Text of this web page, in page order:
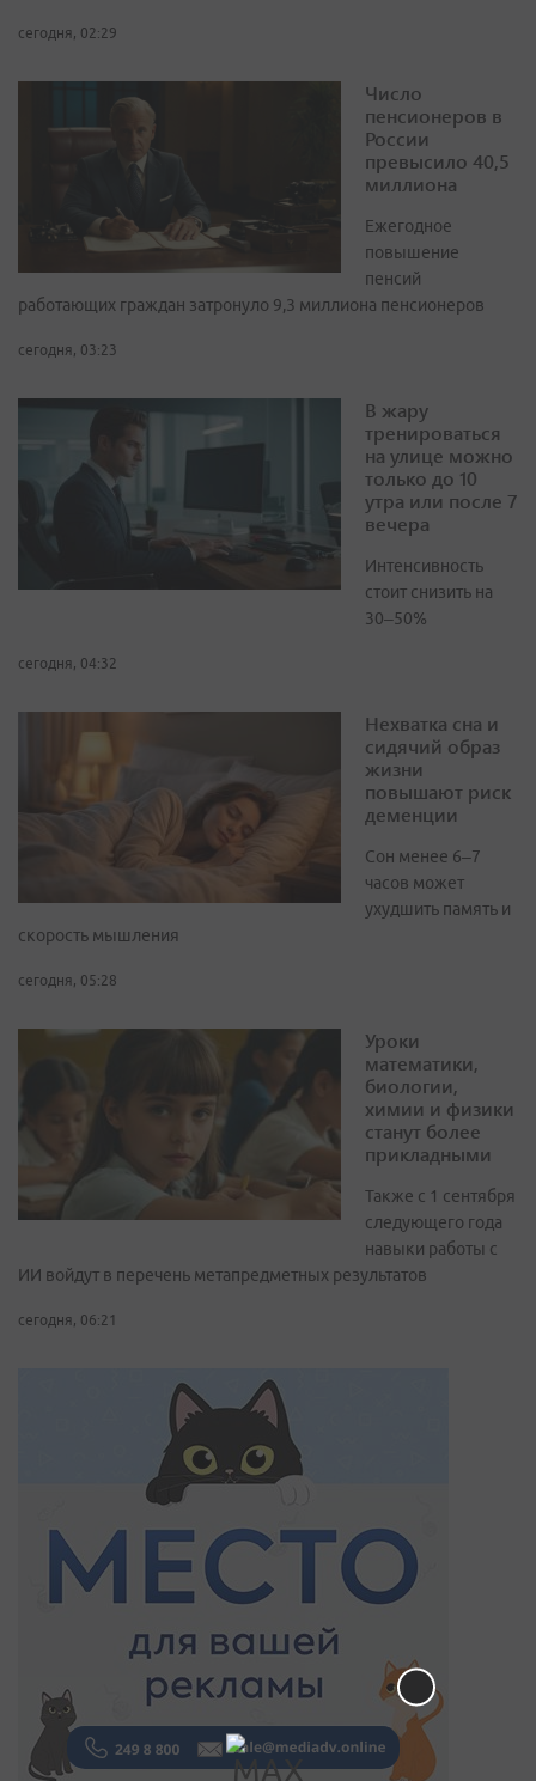
сегодня, 02:29
Число
пенсионеров в
России
превысило 40,5
миллиона
Ежегодное
повышение
пенсий
работающих граждан затронуло 9,3 миллиона пенсионеров
сегодня, 03:23
В жару
тренироваться
на улице можно
только до 10
утра или после 7
вечера
Интенсивность
стоит снизить на
30–50%
сегодня, 04:32
Нехватка сна и
сидячий образ
жизни
повышают риск
деменции
Сон менее 6–7
часов может
ухудшить память и
скорость мышления
сегодня, 05:28
Уроки
математики,
биологии,
химии и физики
станут более
прикладными
Также с 1 сентября
следующего года
навыки работы с
ИИ войдут в перечень метапредметных результатов
сегодня, 06:21